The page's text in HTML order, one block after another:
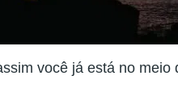
você já está no meio